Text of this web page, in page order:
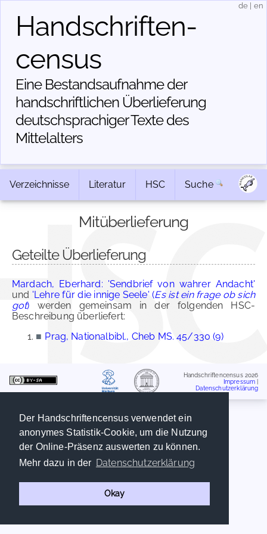
Der Handschriftencensus verwendet ein
anonymes Statistik-Cookie, um die Nutzung
der Online-Präsenz auswerten zu können.
Mehr dazu in der Datenschutzerklärung
Okay
Handschriften­
census
Eine Bestandsaufnahme der
handschriftlichen Über­lieferung
deutschsprachiger Texte des
Mittelalters
de en
Verzeichnisse Literatur HSC Suche
Mitüberlieferung
Geteilte Überlieferung
Mardach, Eberhard: 'Sendbrief von wahrer Andacht'
und 'Lehre für die innige Seele' (Es ist ein frage ob sich
got) werden gemeinsam in der folgenden HSC-
Beschreibung überliefert:
■ Prag, Nationalbibl., Cheb MS. 45/330 (9)
Handschriftencensus 2026
Impressum
Datenschutzerklärung